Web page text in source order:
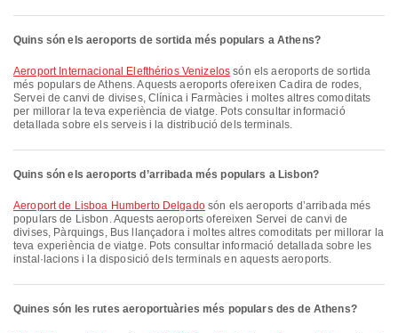
Quins són els aeroports de sortida més populars a Athens?
Aeroport Internacional Elefthérios Venizelos són els aeroports de sortida
més populars de Athens. Aquests aeroports ofereixen Cadira de rodes,
Servei de canvi de divises, Clínica i Farmàcies i moltes altres comoditats
per millorar la teva experiència de viatge. Pots consultar informació
detallada sobre els serveis i la distribució dels terminals.
Quins són els aeroports d’arribada més populars a Lisbon?
Aeroport de Lisboa Humberto Delgadosón els aeroports d’arribada més
populars de Lisbon. Aquests aeroports ofereixen Servei de canvi de
divises, Pàrquings, Bus llançadora i moltes altres comoditats per millorar la
teva experiència de viatge. Pots consultar informació detallada sobre les
instal·lacions i la disposició dels terminals en aquests aeroports.
Quines són les rutes aeroportuàries més populars des de Athens?